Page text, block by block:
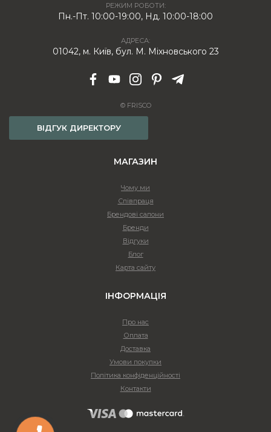
РЕЖИМ РОБОТИ:
Пн.-Пт. 10:00-19:00, Нд. 10:00-18:00
АДРЕСА:
01042, м. Київ, бул. М. Міхновського 23
© FRISCO
ВІДГУК ДИРЕКТОРУ
МАГАЗИН
Чому ми
Співпраця
Брендові салони
Бренди
Відгуки
Блог
Карта сайту
ІНФОРМАЦІЯ
Про нас
Оплата
Доставка
Умови покупки
Політика конфіденційності
Контакти